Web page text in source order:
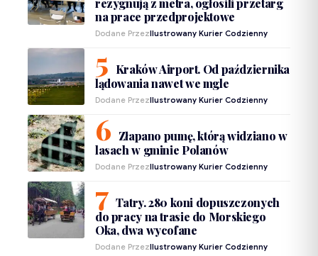
rezygnują z metra, ogłosili przetarg
na prace przedprojektowe
Dodane PrzezIlustrowany Kurier Codzienny
Kraków Airport. Od października
lądowania nawet we mgle
Dodane PrzezIlustrowany Kurier Codzienny
Złapano pumę, którą widziano w
lasach w gminie Polanów
Dodane PrzezIlustrowany Kurier Codzienny
Tatry. 280 koni dopuszczonych
do pracy na trasie do Morskiego
Oka, dwa wycofane
Dodane PrzezIlustrowany Kurier Codzienny